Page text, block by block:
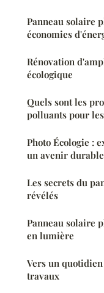
Panneau solaire
économies
Rénovation
écologique
Quels sont les
polluants pour
Photo Écologie :
un avenir durable
Les secrets du
révélés
Panneau solaire
en lumière
Vers un
travaux